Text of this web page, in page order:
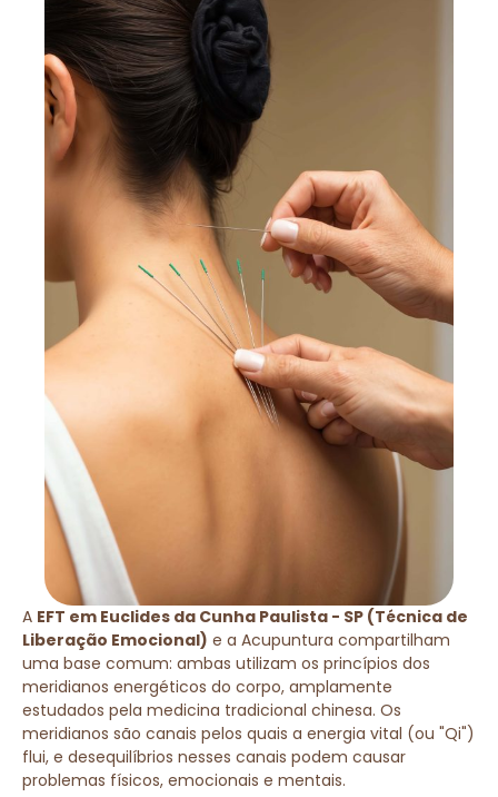
A EFT em Euclides da Cunha Paulista - SP (Técnica de
Liberação Emocional) e a Acupuntura compartilham
uma base comum: ambas utilizam os princípios dos
meridianos energéticos do corpo, amplamente
estudados pela medicina tradicional chinesa. Os
meridianos são canais pelos quais a energia vital (ou "Qi")
flui, e desequilíbrios nesses canais podem causar
problemas físicos, emocionais e mentais.